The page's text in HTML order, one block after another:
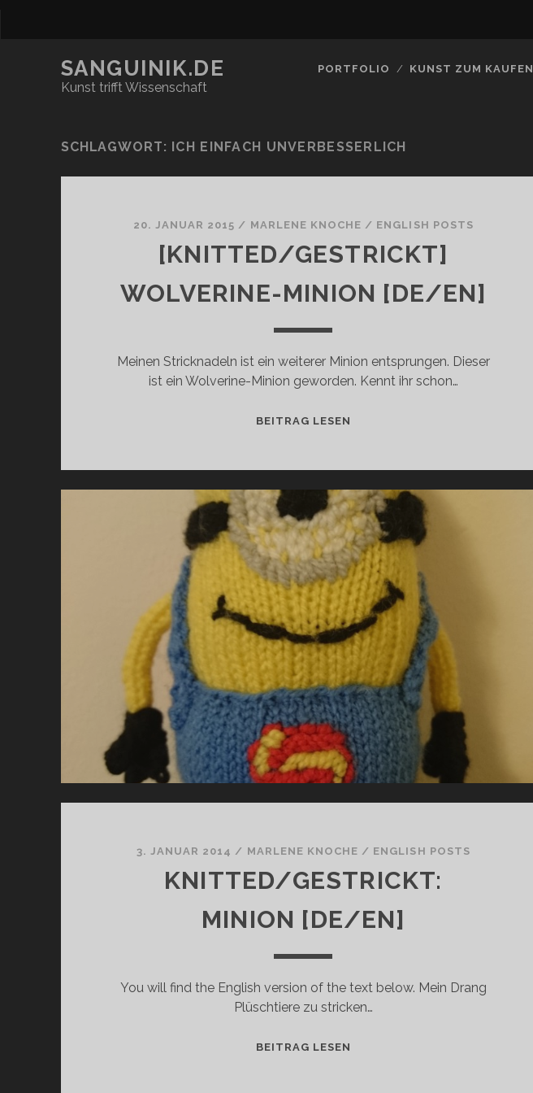
SANGUINIK.DE
Kunst trifft Wissenschaft
PORTFOLIO KUNST ZUM KAUFEN
SCHLAGWORT: ICH EINFACH UNVERBESSERLICH
20. JANUAR 2015 / MARLENE KNOCHE / ENGLISH POSTS
[KNITTED/GESTRICKT]
WOLVERINE-MINION [DE/EN]
Meinen Stricknadeln ist ein weiterer Minion entsprungen. Dieser
ist ein Wolverine-Minion geworden. Kennt ihr schon…
BEITRAG LESEN
3. JANUAR 2014 / MARLENE KNOCHE / ENGLISH POSTS
KNITTED/GESTRICKT:
MINION [DE/EN]
You will find the English version of the text below. Mein Drang
Plüschtiere zu stricken…
BEITRAG LESEN